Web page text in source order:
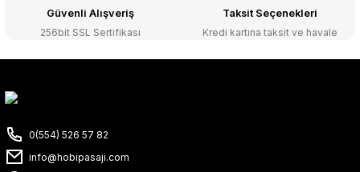
Güvenli Alışveriş
256bit SSL Sertifikası
Taksit Seçenekleri
Kredi kartına taksit ve havale
0(554) 526 57 82
info@hobipasaji.com